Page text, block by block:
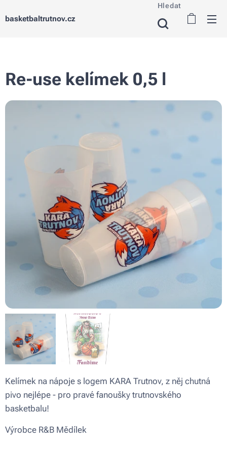
basketbaltrutnov.cz
Hledat
Re-use kelímek 0,5 l
Kelímek na nápoje s logem KARA Trutnov, z něj chutná
pivo nejlépe - pro pravé fanoušky trutnovského
basketbalu!
Výrobce R&B Mědílek